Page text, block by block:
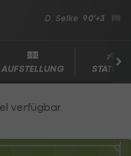
D. Selke 90'+3
AUFSTELLUNG